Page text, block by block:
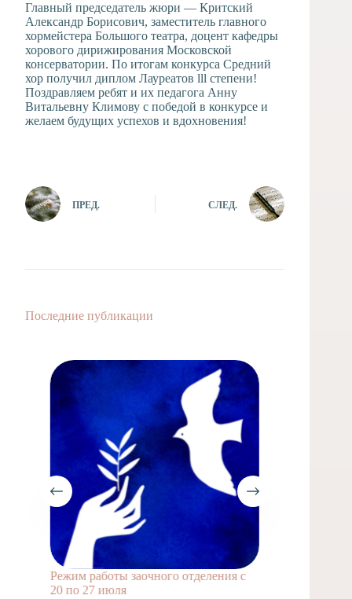
Главный председатель жюри — Критский
Александр Борисович, заместитель главного
хормейстера Большого театра, доцент кафедры
хорового дирижирования Московской
консерватории. По итогам конкурса Средний
хор получил диплом Лауреатов lll степени!
Поздравляем ребят и их педагога Анну
Витальевну Климову с победой в конкурсе и
желаем будущих успехов и вдохновения!
ПРЕД. СЛЕД.
Последние публикации
Режим работы заочного отделения с
20 по 27 июля